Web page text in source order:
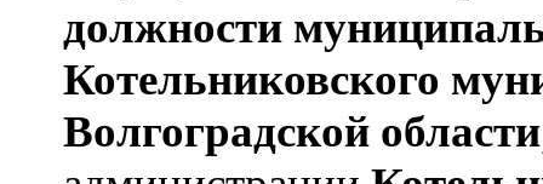
должности
Котельниковского
Волгоградской области